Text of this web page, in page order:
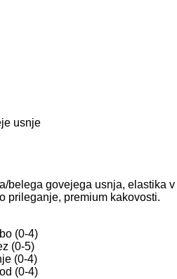
usnje
belega govejega usnja, elastika v
prileganje, premium kakovosti.
(0-4)
(0-5)
(0-4)
(0-4)